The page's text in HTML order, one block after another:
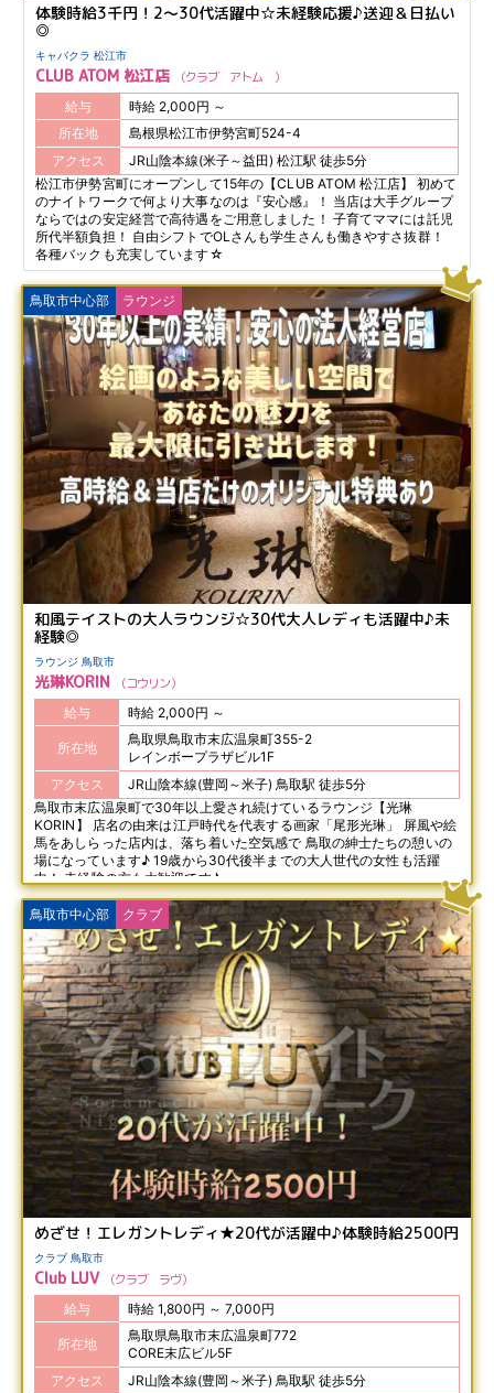
体験時給3千円！2～30代活躍中☆未経験応援♪送迎＆日払い
◎
キャバクラ 松江市
CLUB ATOM 松江店 クラブ アトム
給与
時給 2,000円 ～
所在地
島根県松江市伊勢宮町524-4
アクセス
JR山陰本線(米子～益田) 松江駅 徒歩5分
松江市伊勢宮町にオープンして15年の【CLUB ATOM 松江店】 初めて
のナイトワークで何より大事なのは『安心感』！ 当店は大手グループ
ならではの安定経営で高待遇をご用意しました！ 子育てママには託児
所代半額負担！ 自由シフトでOLさんも学生さんも働きやすさ抜群！
各種バックも充実しています☆
鳥取市中心部 ラウンジ
和風テイストの大人ラウンジ☆30代大人レディも活躍中♪未
経験◎
ラウンジ 鳥取市
光琳KORIN コウリン
給与 時給 2,000円 ～
所在地
鳥取県鳥取市末広温泉町355-2
レインボープラザビル1F
アクセス
JR山陰本線(豊岡～米子) 鳥取駅 徒歩5分
鳥取市末広温泉町で30年以上愛され続けているラウンジ【光琳
KORIN】 店名の由来は江戸時代を代表する画家「尾形光琳」 屏風や絵
馬をあしらった店内は、落ち着いた空気感で 鳥取の紳士たちの憩いの
場になっています♪ 19歳から30代後半までの大人世代の女性も活躍
中！ 未経験の方も大歓迎です♪
鳥取市中心部 クラブ
めざせ！エレガントレディ★20代が活躍中♪体験時給2500円
クラブ 鳥取市
Club LUV クラブ ラヴ
給与 時給 1,800円 ～ 7,000円
所在地
鳥取県鳥取市末広温泉町772
CORE末広ビル5F
アクセス
JR山陰本線(豊岡～米子) 鳥取駅 徒歩5分